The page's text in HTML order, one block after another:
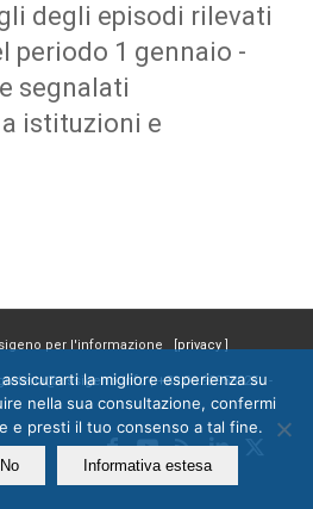
degli episodi rilevati
periodo 1 gennaio -
segnalati
istituzioni e
per l'informazione [ privacy
| +39.06.92958025 -
la migliore esperienza su
nella sua consultazione, confermi
e presti il tuo consenso a tal fine.
No Informativa estesa